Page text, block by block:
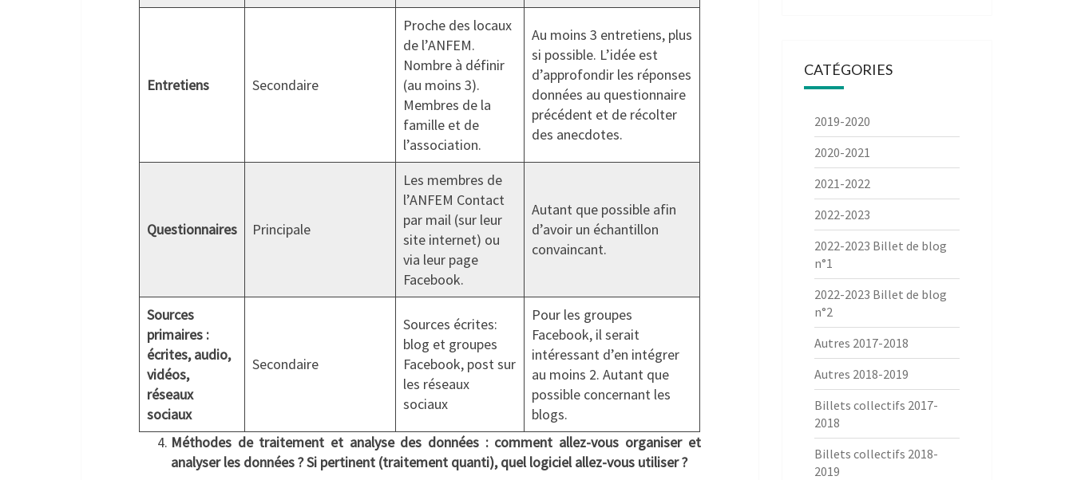
Entretiens Secondaire
Proche des locaux
de l’ANFEM.
Nombre à définir
(au moins 3).
Membres de la
famille et de
l’association.
Au moins 3 entretiens, plus
si possible. L’idée est
d’approfondir les réponses
données au questionnaire
précédent et de récolter
des anecdotes.
Questionnaires Principale
Les membres de
l’ANFEM Contact
par mail (sur leur
site internet) ou
via leur page
Facebook.
Autant que possible afin
d’avoir un échantillon
convaincant.
Sources
primaires :
écrites, audio,
vidéos,
réseaux
sociaux
Secondaire
Sources écrites:
blog et groupes
Facebook, post sur
les réseaux
sociaux
Pour les groupes
Facebook, il serait
intéressant d’en intégrer
au moins 2. Autant que
possible concernant les
blogs.
Méthodes de traitement et analyse des données : comment allez-vous organiser et
analyser les données ? Si pertinent (traitement quanti), quel logiciel allez-vous utiliser ?
CATÉGORIES
2019-2020
2020-2021
2021-2022
2022-2023
2022-2023 Billet de blog
n°1
2022-2023 Billet de blog
n°2
Autres 2017-2018
Autres 2018-2019
Billets collectifs 2017-
2018
Billets collectifs 2018-
2019